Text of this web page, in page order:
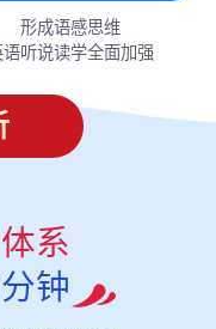
形成语感思维
语听说读学全面加强
系
钟